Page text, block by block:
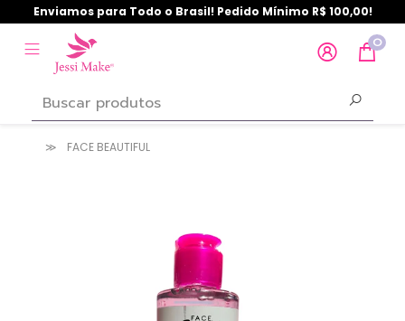
Enviamos para Todo o Brasil! Pedido Mínimo R$ 100,00!
0
FACE BEAUTIFUL